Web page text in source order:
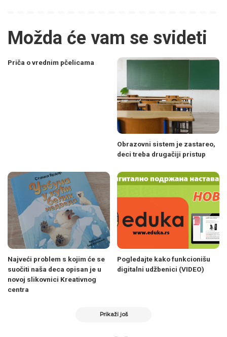
Možda će vam se svideti
Priča o vrednim pčelicama
Obrazovni sistem je zastareo,
deci treba drugačiji pristup
Najveći problem s kojim će se
suočiti naša deca opisan je u
novoj slikovnici Kreativnog
centra
Pogledajte kako funkcionišu
digitalni udžbenici (VIDEO)
Prikaži još